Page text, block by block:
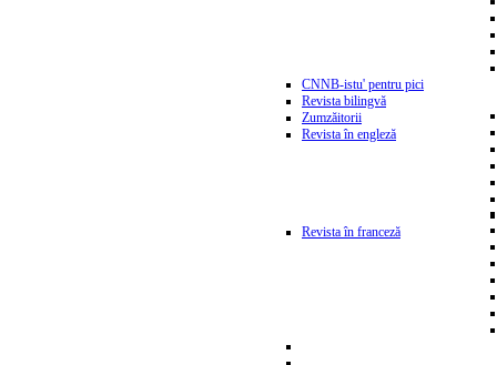
CNNB-istu' pentru pici
Revista bilingvă
Zumzăitorii
Revista în engleză
Revista în franceză